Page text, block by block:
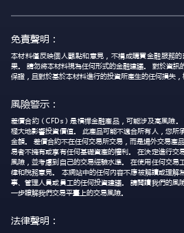
免責聲明：
本材料僅反映個人觀點和意見，不構成購買金融服務
果。 請勿將本材料視為任何形式的金融建議。 對於資
保證，且對於基於本材料進行的投資所產生的任何損失，
風險警示：
差價合約（CFDs）是槓桿金融產品，可能涉及高風險
極大地影響投資價值。 此產品可能不適合所有人，您所
金額。 差價合約不在任何交易所交易，而是場外交易產
易者不擁有或享有任何基礎資產的權利。 在決定進行交
風險，並考慮到自己的交易經驗水準。 在使用任何交易
律和稅務意見。 本網站中的任何內容不應被解讀或理解
事、管理人員或員工的任何投資建議。 請閱讀我們的風
一步瞭解我們交易平臺上的交易風險。
法律聲明：